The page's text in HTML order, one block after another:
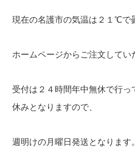
現在の名護市の気温は２１℃で
ホームページからご注文してい
受付は２４時間年中無休で行
休みとなりますので、
週明けの月曜日発送となります